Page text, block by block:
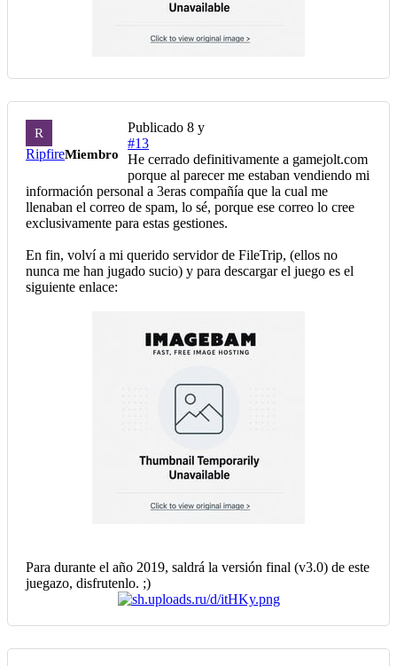
R
RipfireMiembro
Publicado 8 y
#13
He cerrado definitivamente a gamejolt.com
porque al parecer me estaban vendiendo mi
información personal a 3eras compañía que la cual me
llenaban el correo de spam, lo sé, porque ese correo lo cree
exclusivamente para estas gestiones.
En fin, volví a mi querido servidor de FileTrip, (ellos no
nunca me han jugado sucio) y para descargar el juego es el
siguiente enlace:
Para durante el año 2019, saldrá la versión final (v3.0) de este
juegazo, disfrutenlo. ;)